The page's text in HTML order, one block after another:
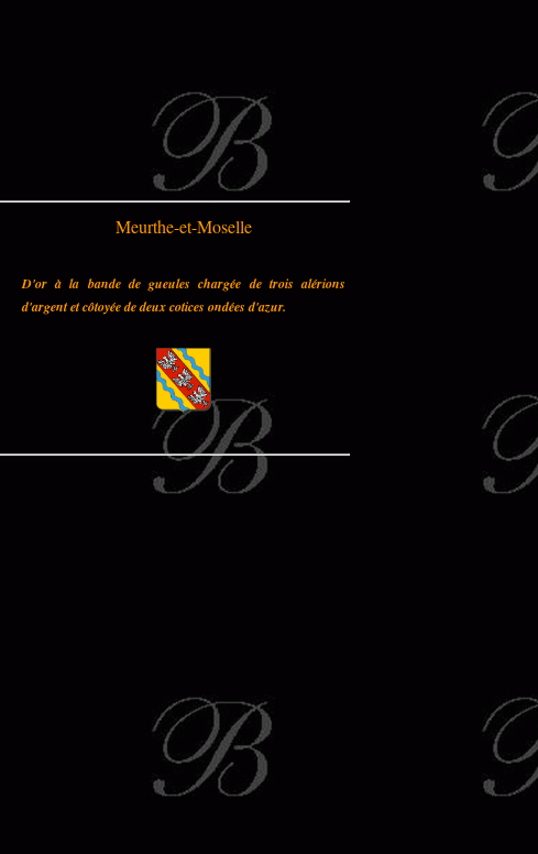
Meurthe-et-Moselle
D'or à la bande de gueules chargée de trois alérions
d'argent et côtoyée de deux cotices ondées d'azur.